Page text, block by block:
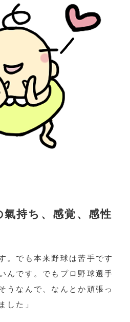
持ち、感覚、感性
。でも本来野球は苦手です
んです。でもプロ野球選手
うなんで、なんとか頑張っ
した」